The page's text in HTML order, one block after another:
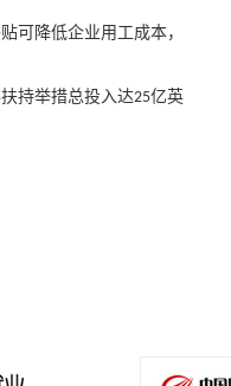
可降低企业用工成本，
持举措总投入达25亿英